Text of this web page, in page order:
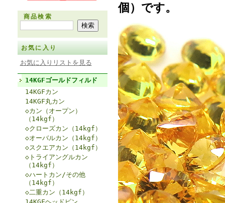
商品検索
お気に入り
お気に入りリストを見る
14KGFゴールドフィルド
14KGFカン
14KGF丸カン
◇カン（オープン）
（14kgf）
◇クローズカン（14kgf）
◇オーバルカン（14kgf）
◇スクエアカン（14kgf）
◇トライアングルカン
（14kgf）
◇ハートカン/その他
（14kgf）
◇二重カン（14kgf）
個）です。